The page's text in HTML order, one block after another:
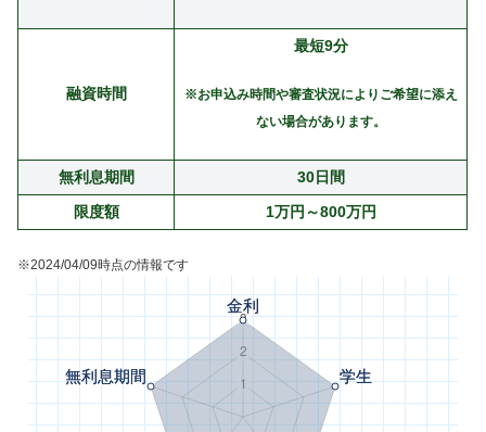
融資時間
最短9分
※お申込み時間や審査状況によりご希望に添え
ない場合があります。
無利息期間
30日間
限度額
1万円～800万円
※2024/04/09時点の情報です